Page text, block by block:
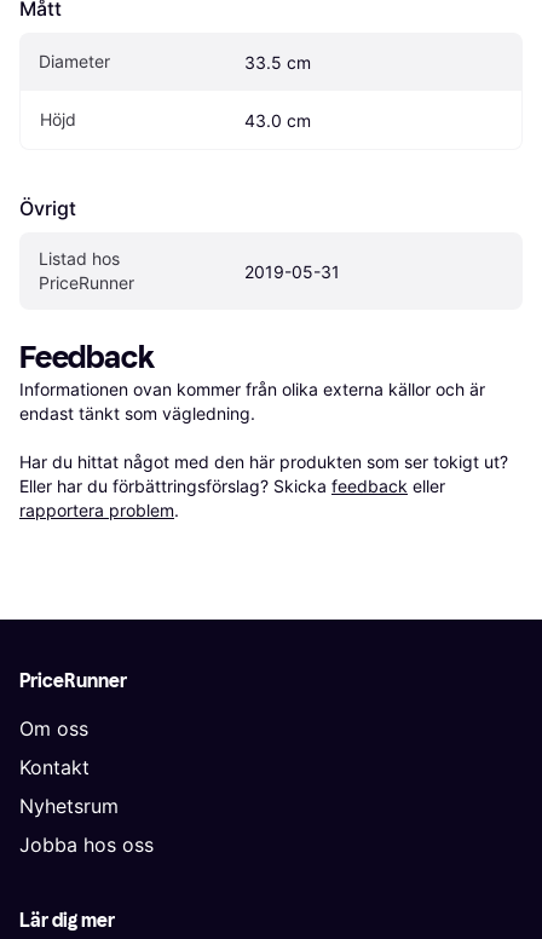
Mått
Diameter 33.5 cm
Höjd 43.0 cm
Övrigt
Listad hos
PriceRunner
2019-05-31
Feedback
Informationen ovan kommer från olika externa källor och är
endast tänkt som vägledning.
Har du hittat något med den här produkten som ser tokigt ut?
Eller har du förbättringsförslag? Skicka feedback eller
rapportera problem.
PriceRunner
Om oss
Kontakt
Nyhetsrum
Jobba hos oss
Lär dig mer